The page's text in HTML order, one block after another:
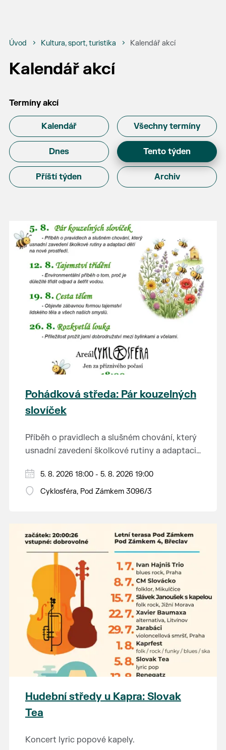
Úvod Kultura, sport, turistika Kalendář akcí
Kalendář akcí
Termíny akcí
Kalendář Všechny termíny
Dnes Tento týden
Příští týden Archiv
Pohádková středa: Pár kouzelných
slovíček
Příběh o pravidlech a slušném chování, který
usnadní zavedení školkové rutiny a adaptaci
Hraje se jen za příznivého počasí.
Vstupné dobrovolné.
5. 8. 2026 18:00 - 5. 8. 2026 19:00
Cyklosféra, Pod Zámkem 3096/3
Hudební středy u Kapra: Slovak
Tea
Koncert lyric popové kapely.